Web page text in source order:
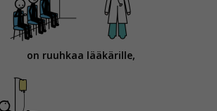
on ruuhkaa lääkärille,